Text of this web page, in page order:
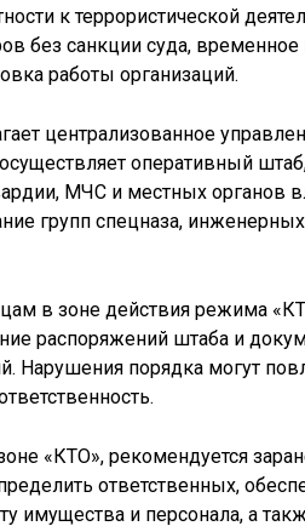
к террористической
без санкции суда, временное
работы организаций.
централизованное
оперативный
МЧС и местных органов
групп спецназа,
в зоне действия режима
распоряжений штаба и
Нарушения порядка могут
«КТО», рекомендуется
ответственных,
имущества и персонала, а